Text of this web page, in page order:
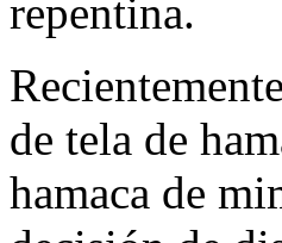
repentina.
de tela de
hamaca de